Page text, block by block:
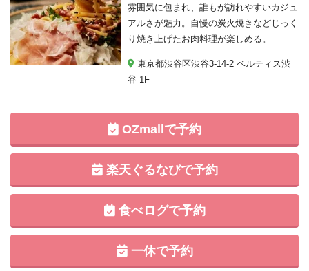
雰囲気に包まれ、誰もが訪れやすいカジュ
アルさが魅力。自慢の炭火焼きなどじっく
り焼き上げたお肉料理が楽しめる。
東京都渋谷区渋谷3-14-2 ベルティス渋
谷 1F
OZmallで予約
楽天ぐるなびで予約
食べログで予約
一休で予約